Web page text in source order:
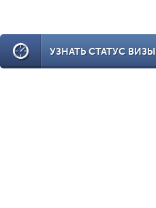
УЗНАТЬ СТАТУС ВИЗЫ